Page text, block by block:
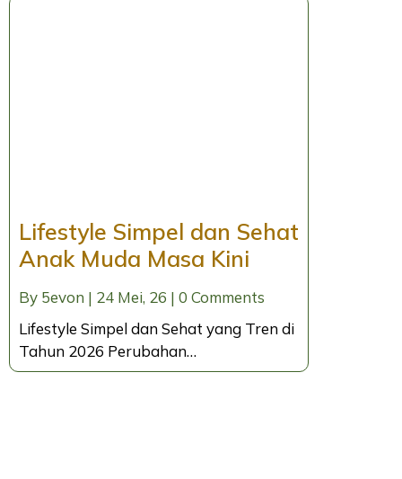
Lifestyle Simpel dan Sehat
Anak Muda Masa Kini
By 5evon | 24 Mei, 26 | 0 Comments
Lifestyle Simpel dan Sehat yang Tren di
Tahun 2026 Perubahan…